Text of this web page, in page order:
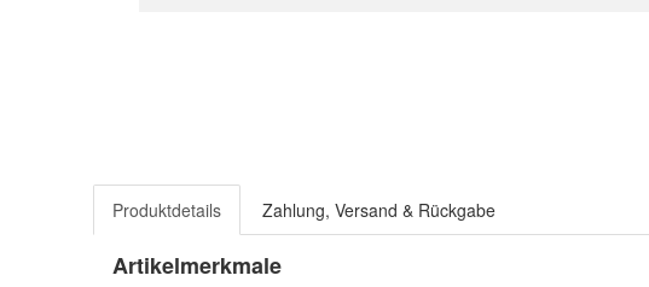
Produktdetails Zahlung, Versand & Rückgabe
Artikelmerkmale